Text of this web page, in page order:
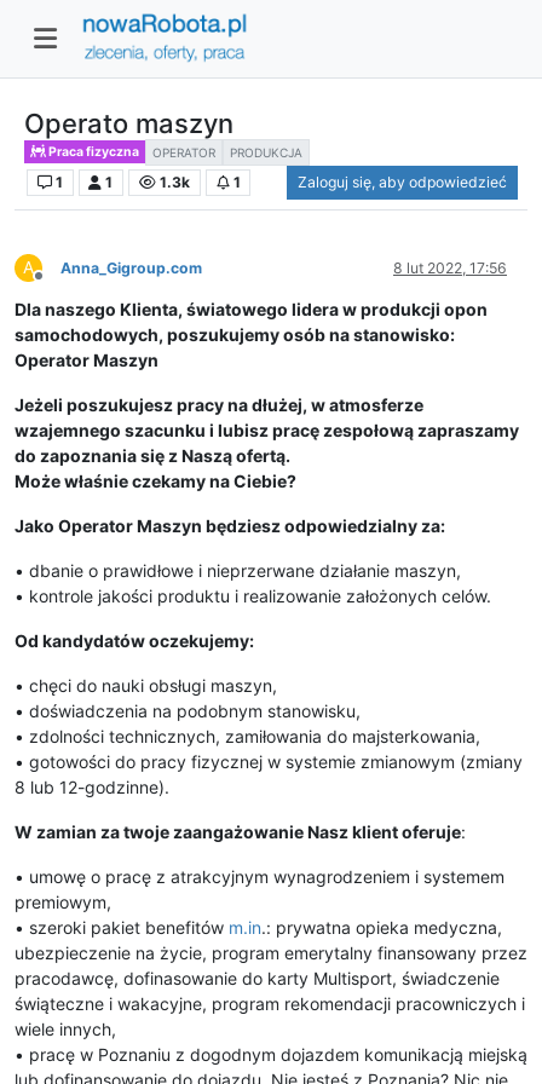
Operato maszyn
Praca fizyczna OPERATOR PRODUKCJA
1 1 1.3k 1 Zaloguj się, aby odpowiedzieć
A
Niedostępny
Anna_Gigroup.com 8 lut 2022, 17:56
Dla naszego Klienta, światowego lidera w produkcji opon
samochodowych, poszukujemy osób na stanowisko:
Operator Maszyn
Jeżeli poszukujesz pracy na dłużej, w atmosferze
wzajemnego szacunku i lubisz pracę zespołową zapraszamy
do zapoznania się z Naszą ofertą.
Może właśnie czekamy na Ciebie?
Jako Operator Maszyn będziesz odpowiedzialny za:
• dbanie o prawidłowe i nieprzerwane działanie maszyn,
• kontrole jakości produktu i realizowanie założonych celów.
Od kandydatów oczekujemy:
• chęci do nauki obsługi maszyn,
• doświadczenia na podobnym stanowisku,
• zdolności technicznych, zamiłowania do majsterkowania,
• gotowości do pracy fizycznej w systemie zmianowym (zmiany
8 lub 12-godzinne).
W zamian za twoje zaangażowanie Nasz klient oferuje:
• umowę o pracę z atrakcyjnym wynagrodzeniem i systemem
premiowym,
• szeroki pakiet benefitów m.in.: prywatna opieka medyczna,
ubezpieczenie na życie, program emerytalny finansowany przez
pracodawcę, dofinasowanie do karty Multisport, świadczenie
świąteczne i wakacyjne, program rekomendacji pracowniczych i
wiele innych,
• pracę w Poznaniu z dogodnym dojazdem komunikacją miejską
lub dofinansowanie do dojazdu. Nie jesteś z Poznania? Nic nie